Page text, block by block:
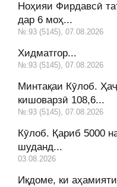
Ноҳияи Фирдавсӣ
дар 6 моҳ...
№:93 (5145), 07.08.2026
Хидматгор...
№:93 (5145), 07.08.2026
Минтақаи Кӯлоб.
кишоварзӣ 108,6...
№:93 (5145), 07.08.2026
Кӯлоб. Қариб 5000
шуданд...
03.08.2026
Иқдоме, ки